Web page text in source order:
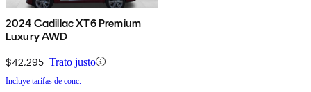
2024 Cadillac XT6 Premium
Luxury AWD
$42,295 Trato justo
Incluye tarifas de conc.